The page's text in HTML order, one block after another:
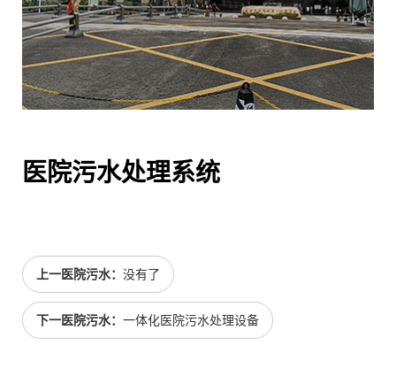
医院污水处理系统
上一医院污水： 没有了
下一医院污水： 一体化医院污水处理设备